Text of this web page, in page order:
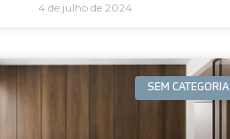
4 de julho de 2024
SEM CATEGORIA